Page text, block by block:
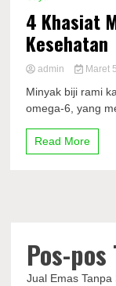
4 Khasiat
Kesehatan
admin Maret
Minyak biji rami
omega-6, yang
Read More
Pos-
Jual Emas